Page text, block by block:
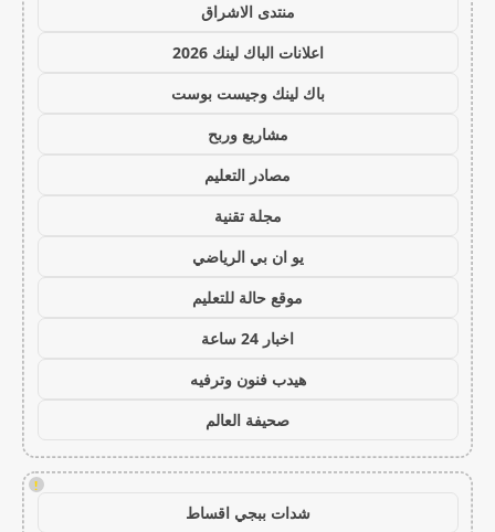
منتدى الاشراق
اعلانات الباك لينك 2026
باك لينك وجيست بوست
مشاريع وربح
مصادر التعليم
مجلة تقنية
يو ان بي الرياضي
موقع حالة للتعليم
اخبار 24 ساعة
هيدب فنون وترفيه
صحيفة العالم
!
شدات ببجي اقساط